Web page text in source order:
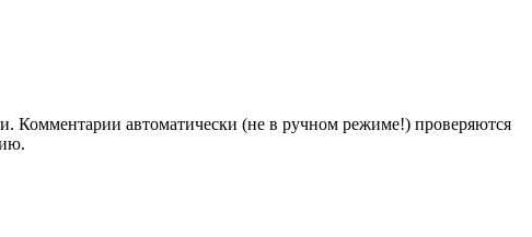
Комментарии автоматически (не в ручном режиме!) проверяются